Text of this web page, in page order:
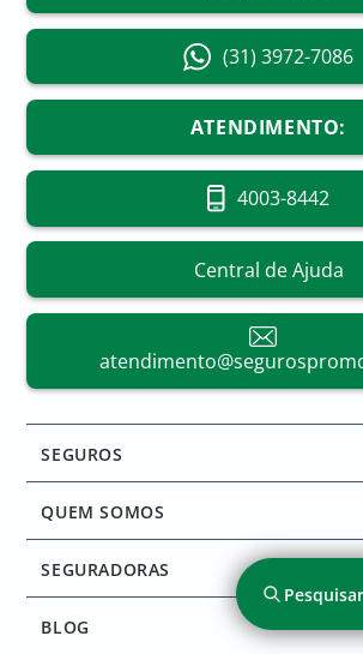
QUEM SOMOS
Atendimento
SEGURADORAS
SEGUROS
Seguro Viagem Europa
Seguro Viagem Estados Unidos
Seguro Viagem América do Norte
Seguro Viagem Canadá
BLOG
(31) 3972-7086
ATENDIMENTO:
4003-8442
Central de Ajuda